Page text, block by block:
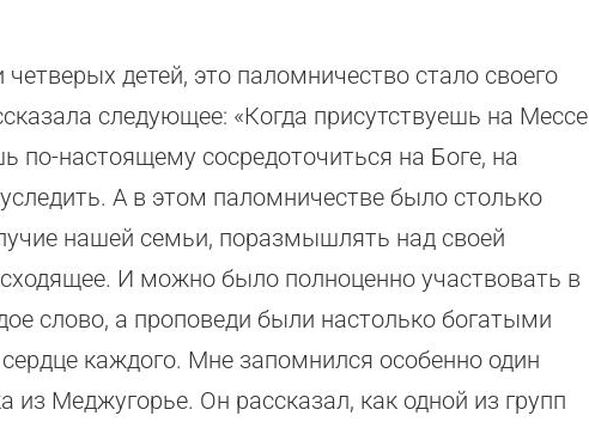
детей, это паломничество стало своего
следующее: «Когда присутствуешь на Мессе
по-настоящему сосредоточиться на Боге, на
А в этом паломничестве было столько
нашей семьи, поразмышлять над своей
И можно было полноценно участвовать в
слово, а проповеди были настолько богатыми
каждого. Мне запомнился особенно один
Меджугорье. Он рассказал, как одной из групп